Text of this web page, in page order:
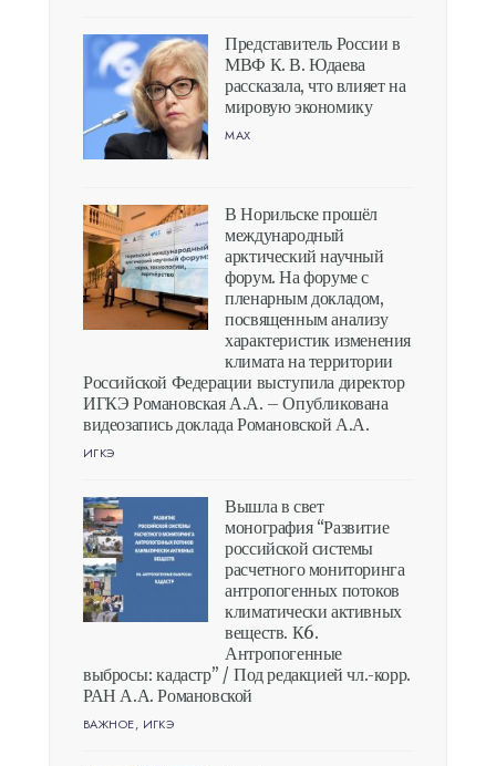
Представитель России в
МВФ К. В. Юдаева
рассказала, что влияет на
мировую экономику
MAX
В Норильске прошёл
международный
арктический научный
форум. На форуме с
пленарным докладом,
посвященным анализу
характеристик изменения
климата на территории
Российской Федерации выступила директор
ИГКЭ Романовская А.А. – Опубликована
видеозапись доклада Романовской А.А.
ИГКЭ
Вышла в свет
монография “Развитие
российской системы
расчетного мониторинга
антропогенных потоков
климатически активных
веществ. К6.
Антропогенные
выбросы: кадастр” / Под редакцией чл.-корр.
РАН А.А. Романовской
ВАЖНОЕ, ИГКЭ